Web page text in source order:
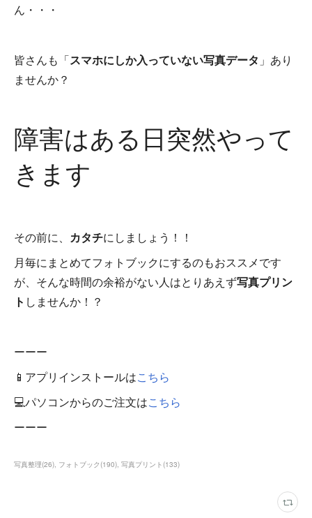
ん・・・
皆さんも「スマホにしか入っていない写真データ 」あり
ませんか？
障害はある日突然やって
きます
その前に、 カタチにしましょう！！
月毎にまとめてフォトブックにするのもおススメです
が、そんな時間の余裕がない人はとりあえず写真プリン
ト しませんか！？
ーーー
📱アプリインストールはこちら
💻パソコンからのご注文はこちら
ーーー
写真整理(26) フォトブック (190) 写真プリント (133)